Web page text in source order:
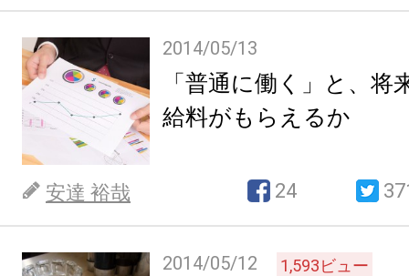
2014/05/13
「普通に働く」と、将
給料がもらえるか
安達 裕哉 24
2014/05/12 1,593ビュー